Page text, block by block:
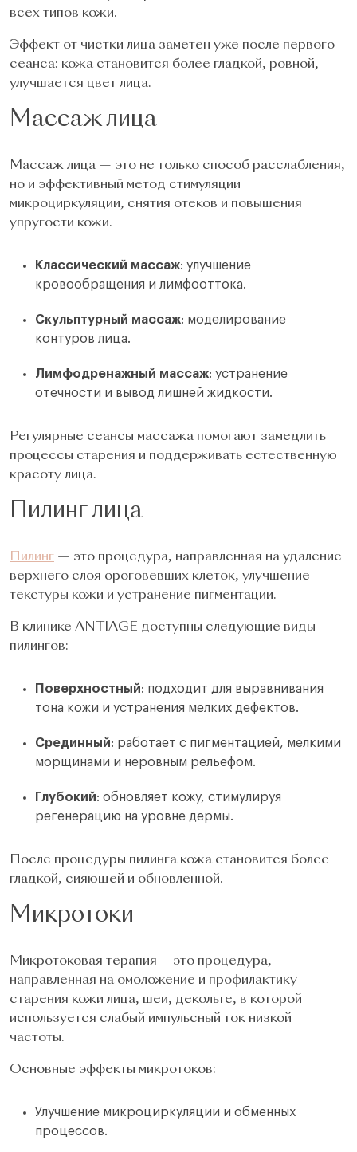
всех типов кожи.
Эффект от чистки лица заметен уже после первого
сеанса: кожа становится более гладкой, ровной,
улучшается цвет лица.
Массаж лица
Массаж лица — это не только способ расслабления,
но и эффективный метод стимуляции
микроциркуляции, снятия отеков и повышения
упругости кожи.
Классический массаж: улучшение
кровообращения и лимфооттока.
Скульптурный массаж: моделирование
контуров лица.
Лимфодренажный массаж: устранение
отечности и вывод лишней жидкости.
Регулярные сеансы массажа помогают замедлить
процессы старения и поддерживать естественную
красоту лица.
Пилинг лица
Пилинг — это процедура, направленная на удаление
верхнего слоя ороговевших клеток, улучшение
текстуры кожи и устранение пигментации.
В клинике ANTIAGE доступны следующие виды
пилингов:
Поверхностный: подходит для выравнивания
тона кожи и устранения мелких дефектов.
Срединный: работает с пигментацией, мелкими
морщинами и неровным рельефом.
Глубокий: обновляет кожу, стимулируя
регенерацию на уровне дермы.
После процедуры пилинга кожа становится более
гладкой, сияющей и обновленной.
Микротоки
Микротоковая терапия —это процедура,
направленная на омоложение и профилактику
старения кожи лица, шеи, декольте, в которой
используется слабый импульсный ток низкой
частоты.
Основные эффекты микротоков:
Улучшение микроциркуляции и обменных
процессов.